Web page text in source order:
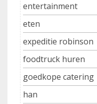
entertainment
eten
expeditie robinson
foodtruck huren
goedkope catering
han